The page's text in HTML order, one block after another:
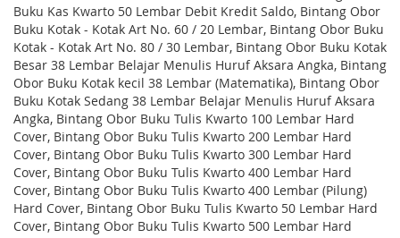
Buku Kas Kwarto 50 Lembar Debit Kredit Saldo, Bintang Obor
Buku Kotak - Kotak Art No. 60 / 20 Lembar, Bintang Obor Buku
Kotak - Kotak Art No. 80 / 30 Lembar, Bintang Obor Buku Kotak
Besar 38 Lembar Belajar Menulis Huruf Aksara Angka, Bintang
Obor Buku Kotak kecil 38 Lembar (Matematika), Bintang Obor
Buku Kotak Sedang 38 Lembar Belajar Menulis Huruf Aksara
Angka, Bintang Obor Buku Tulis Kwarto 100 Lembar Hard
Cover, Bintang Obor Buku Tulis Kwarto 200 Lembar Hard
Cover, Bintang Obor Buku Tulis Kwarto 300 Lembar Hard
Cover, Bintang Obor Buku Tulis Kwarto 400 Lembar Hard
Cover, Bintang Obor Buku Tulis Kwarto 400 Lembar (Pilung)
Hard Cover, Bintang Obor Buku Tulis Kwarto 50 Lembar Hard
Cover, Bintang Obor Buku Tulis Kwarto 500 Lembar Hard